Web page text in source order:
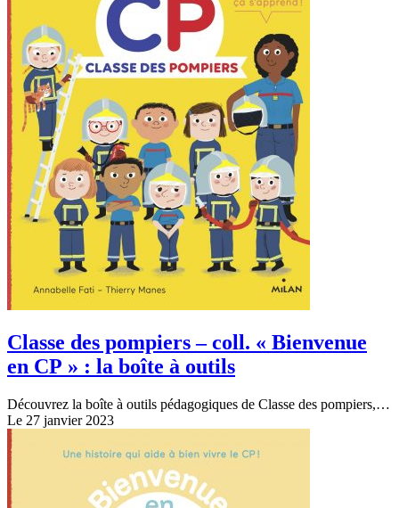
Classe des pompiers – coll. « Bienvenue
en CP » : la boîte à outils
Découvrez la boîte à outils pédagogiques de Classe des pompiers,…
Le 27 janvier 2023